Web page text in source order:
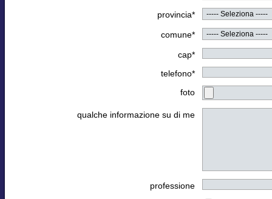
provincia*
comune*
cap*
telefono*
foto
qualche informazione su di me
professione